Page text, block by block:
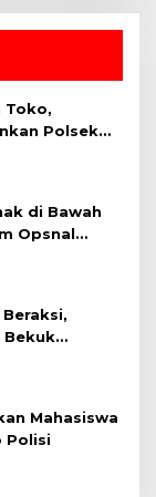
Toko,
Polsek
di Bawah
Opsnal
Polda Riau
Bekuk
Mahasiswa
Polisi